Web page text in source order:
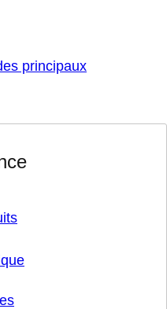
principaux